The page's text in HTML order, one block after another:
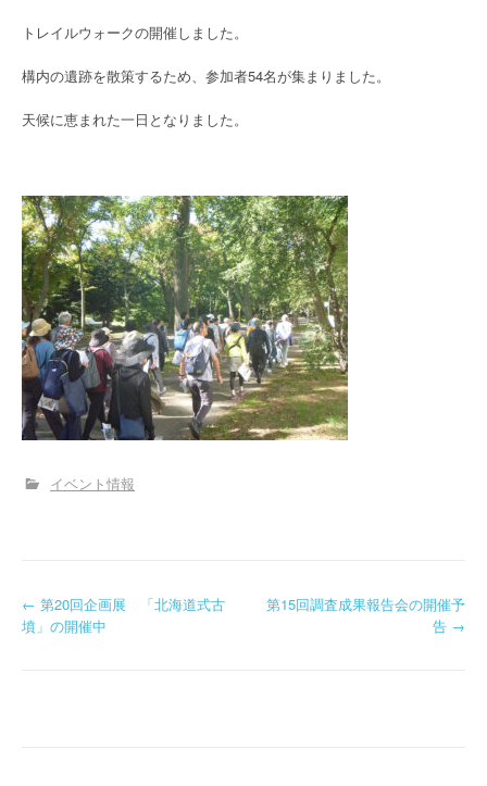
トレイルウォークの開催しました。
構内の遺跡を散策するため、参加者54名が集まりました。
天候に恵まれた一日となりました。
イベント情報
投
← 第20回企画展 「北海道式古
墳」の開催中
第15回調査成果報告会の開催予
告 →